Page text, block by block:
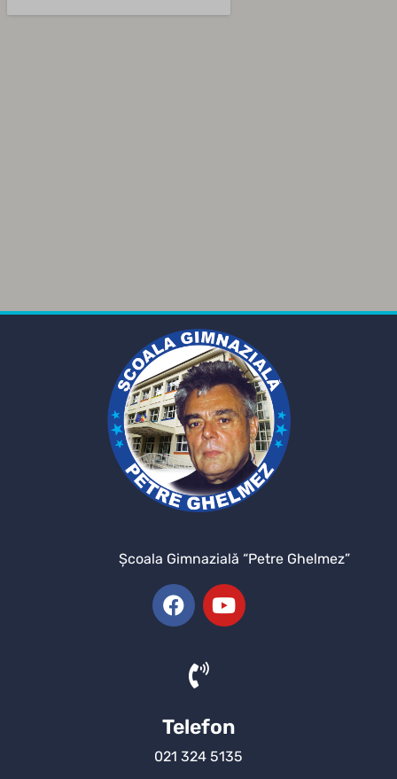
Şcoala Gimnazială “Petre Ghelmez”
Telefon
021 324 5135